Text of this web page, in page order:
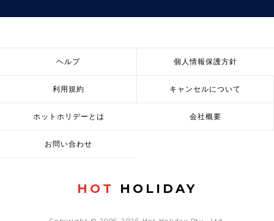
ヘルプ 個人情報保護方針
利用規約 キャンセルについて
ホットホリデーとは 会社概要
お問い合わせ
HOT HOLIDAY